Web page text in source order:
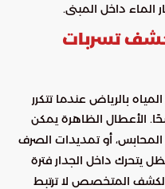
داخل المبنى.
كشف تسربات
بالرياض عندما تتكرر
الأعطال الظاهرة يمكن
المحابس، أو تمديدات الصرف
يتحرك داخل الجدار فترة
الكشف المتخصص لا ترتبط